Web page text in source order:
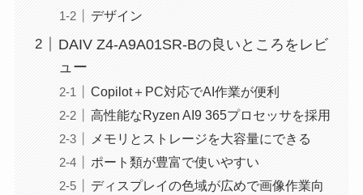
デザイン
DAIV Z4-A9A01SR-Bの良いところをレビ
ュー
Copilot＋PC対応でAI作業が便利
高性能なRyzen AI9 365プロセッサを採用
メモリとストレージを大容量にできる
ポート類が豊富で使いやすい
ディスプレイの色域が広めで画像作業向